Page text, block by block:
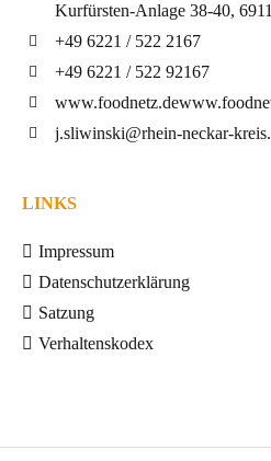
Kurfürsten-Anlage 38-40,
+49 6221 / 522 2167
+49 6221 / 522 92167
www.foodnetz.de
j.sliwinski@rhein-neckar-
LINKS
Impressum
Datenschutzerklärung
Satzung
Verhaltenskodex